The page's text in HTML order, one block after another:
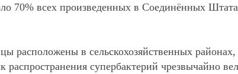
70% всех произведенных в Соединённых
расположены в сельскохозяйственных
супербактерий чрезвычайно